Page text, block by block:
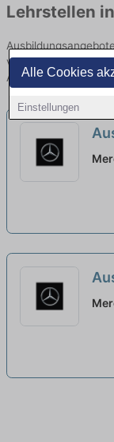
Alle Cookies
Einstellungen
Lehrstellen
von namhaften
Arbeitgebern und